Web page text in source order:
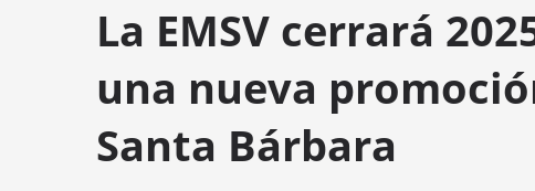
La EMSV cerrará
una nueva
Santa Bárbara